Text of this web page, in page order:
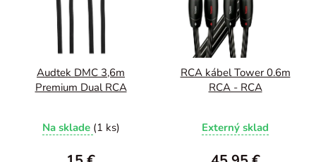
Audtek DMC 3,6m
Premium Dual RCA
Na sklade (1 ks)
RCA kábel Tower 0.6m
RCA - RCA
Externý sklad